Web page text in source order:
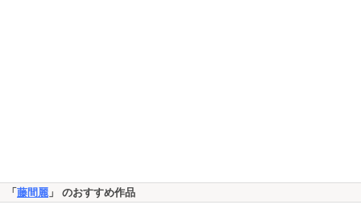
「藤間麗 」 のおすすめ作品